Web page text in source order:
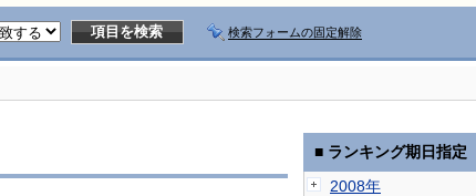
検索フォームの固定解除
■ ランキング期日指定
2008年